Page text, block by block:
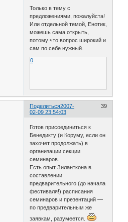
Только в тему с
предложениями, пожалуйста!
Или отдельной темой, Енотик,
можешь сама открыть,
потому что вопрос широкий и
сам по себе нужный.
0
Поделиться 39
2007-
02-09 23:54:03
Готов присоединиться к
Бенедикту (и Коруму, если он
захочет продолжать) в
организации секции
семинаров.
Есть опыт Зиланткона в
составлении
предварительного (до начала
фестиваля!) расписания
семинаров и презентаций —
по предварительным же
заявкам, разумеется.